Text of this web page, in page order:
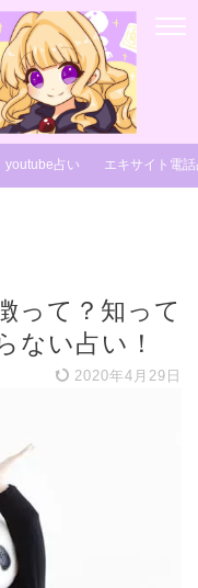
youtube占い エキサイト電
って？知って
ない占い！
2020年4月29日